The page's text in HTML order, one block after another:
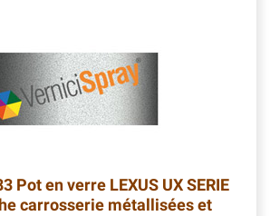
Pot en verre LEXUS UX SERIE
carrosserie métallisées et